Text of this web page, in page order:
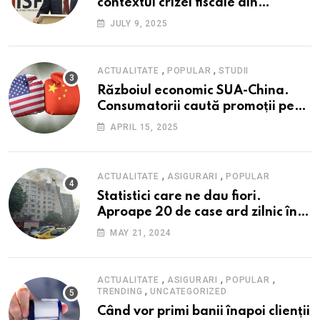
contextul crizei fiscale din
România- Valentin Ionescu,
Financiare (ISF)
JULY 9, 2025
ACTUALITATE , POPULAR ,STUDII
Războiul economic SUA-China.
Consumatorii caută promoții pe
fondul scumpirilor, mai ales la
APRIL 15, 2025
ACTUALITATE , ASIGURARI ,POPULAR
Statistici care ne dau fiori.
Aproape 20 de case ard zilnic în
România, iar pagubele au
nici 40 de lei pe lună
MAY 21, 2024
ACTUALITATE , ASIGURARI ,POPULAR ,
TRENDING ,UNCATEGORIZED
Când vor primi banii înapoi clienții